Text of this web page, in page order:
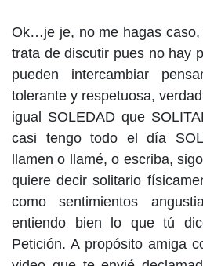
Ok…je je, no me hagas
trata de discutir pues no hay
pueden intercambiar
tolerante y respetuosa,
igual SOLEDAD que
casi tengo todo el día
llamen o llamé, o escriba,
quiere decir solitario
como sentimientos
entiendo bien lo que tú
Petición. A propósito amiga